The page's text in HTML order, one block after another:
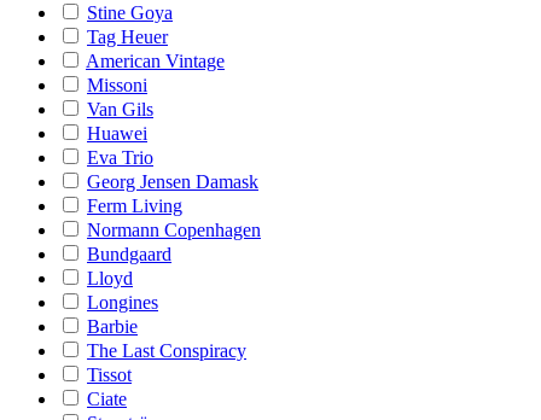
Stine Goya
Tag Heuer
American Vintage
Missoni
Van Gils
Huawei
Eva Trio
Georg Jensen Damask
Ferm Living
Normann Copenhagen
Bundgaard
Lloyd
Longines
Barbie
The Last Conspiracy
Tissot
Ciate